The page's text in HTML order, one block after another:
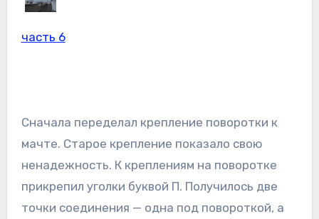
часть 6
Сначала переделал крепление поворотки к
мачте. Старое крепление показало свою
ненадежность. К креплениям на поворотке
прикрепил уголки буквой П. Получилось две
точки соединения — одна под повороткой, а